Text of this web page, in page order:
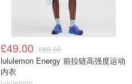
£49.00 £68.00
lululemon Energy 前拉链高强度运动
内衣